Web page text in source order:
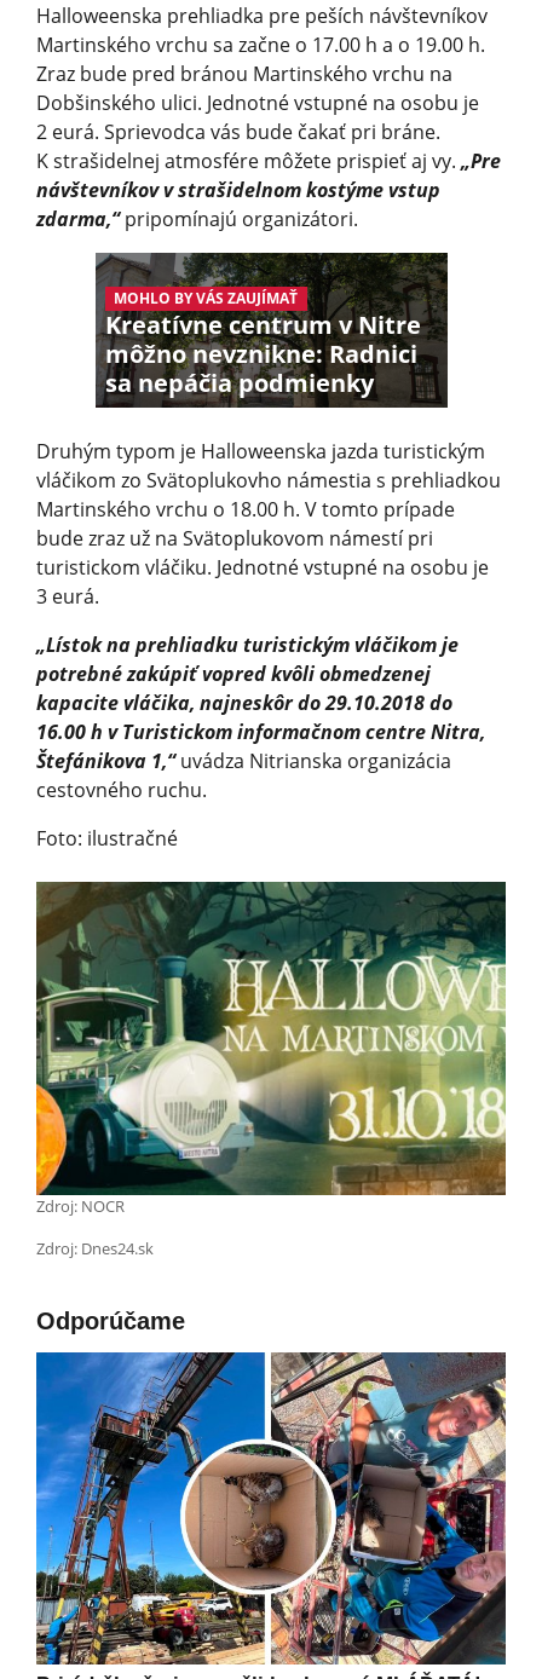
Halloweenska prehliadka pre peších návštevníkov
Martinského vrchu sa začne o 17.00 h a o 19.00 h.
Zraz bude pred bránou Martinského vrchu na
Dobšinského ulici. Jednotné vstupné na osobu je
2 eurá. Sprievodca vás bude čakať pri bráne.
K strašidelnej atmosfére môžete prispieť aj vy. „Pre
návštevníkov v strašidelnom kostýme vstup
zdarma,“pripomínajú organizátori.
MOHLO BY VÁS ZAUJÍMAŤ
Kreatívne centrum v Nitre
môžno nevznikne: Radnici
sa nepáčia podmienky
Druhým typom je Halloweenska jazda turistickým
vláčikom zo Svätoplukovho námestia s prehliadkou
Martinského vrchu o 18.00 h. V tomto prípade
bude zraz už na Svätoplukovom námestí pri
turistickom vláčiku. Jednotné vstupné na osobu je
3 eurá.
„Lístok na prehliadku turistickým vláčikom je
potrebné zakúpiť vopred kvôli obmedzenej
kapacite vláčika, najneskôr do 29.10.2018 do
16.00 h v Turistickom informačnom centre Nitra,
Štefánikova 1,“uvádza Nitrianska organizácia
cestovného ruchu.
Foto: ilustračné
Zdroj: NOCR
Zdroj: Dnes24.sk
Odporúčame